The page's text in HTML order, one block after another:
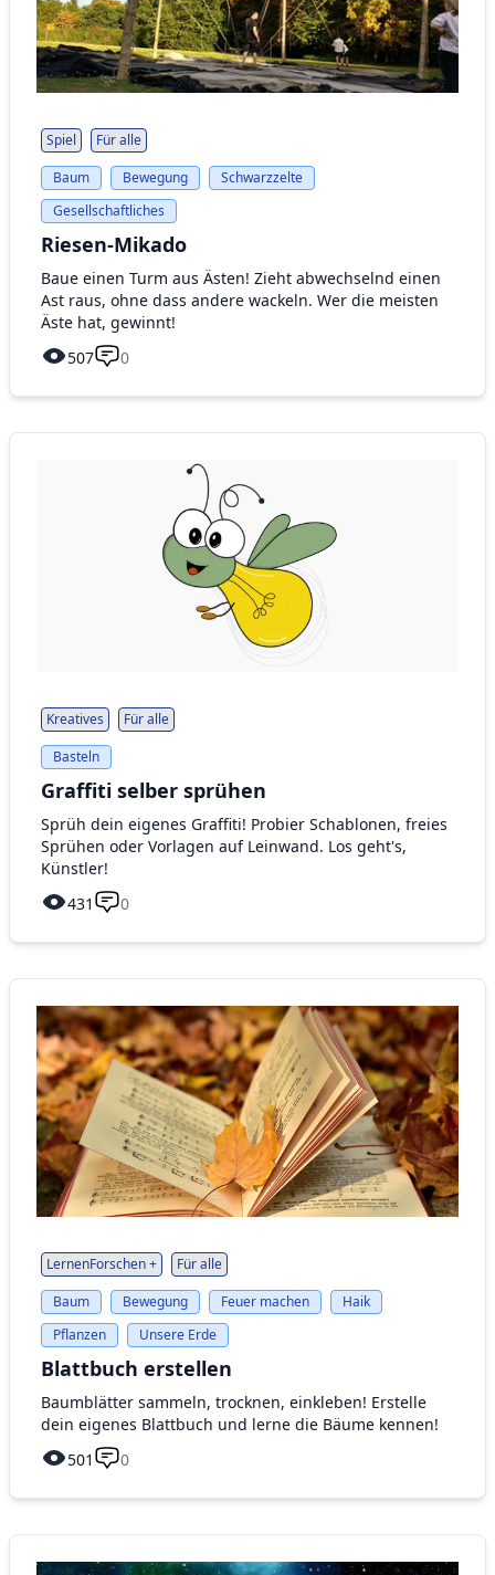
Spiel
Für alle
Baum
Bewegung
Schwarzzelte
Gesellschaftliches
Riesen-Mikado
Baue einen Turm aus Ästen! Zieht abwechselnd einen
Ast raus, ohne dass andere wackeln. Wer die meisten
Äste hat, gewinnt!
507
0
Kreatives
Für alle
Basteln
Graffiti selber sprühen
Sprüh dein eigenes Graffiti! Probier Schablonen, freies
Sprühen oder Vorlagen auf Leinwand. Los geht's,
Künstler!
431
0
LernenForschen +
Für alle
Baum
Bewegung Feuer machen
Haik
Pflanzen
Unsere Erde
Blattbuch erstellen
Baumblätter sammeln, trocknen, einkleben! Erstelle
dein eigenes Blattbuch und lerne die Bäume kennen!
501
0